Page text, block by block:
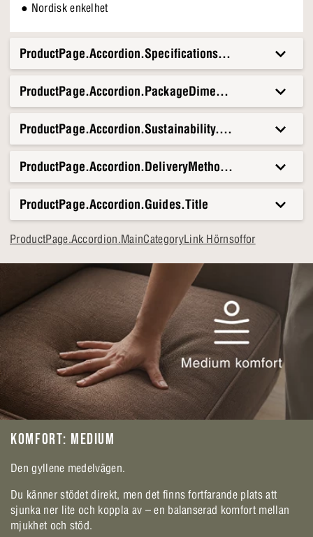
● Nordisk enkelhet
ProductPage.Accordion.Specifications.Title
ProductPage.Accordion.Sustainability.Title
ProductPage.Accordion.DeliveryMethods.Title
ProductPage.Accordion.Guides.Title
ProductPage.Accordion.MainCategoryLink Hörnsoffor
KOMFORT: MEDIUM
Den gyllene medelvägen.
Du känner stödet direkt, men det finns fortfarande plats att
sjunka ner lite och koppla av – en balanserad komfort mellan
mjukhet och stöd.